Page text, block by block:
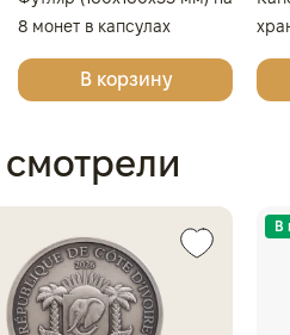
8 монет в капсулах
(диаметр 46 мм), светло-
бордовыйВ корзину
В